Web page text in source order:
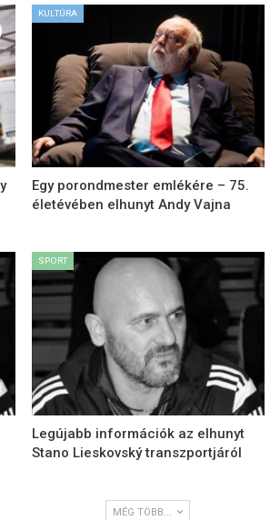
KULTÚRA
Egy porondmester emlékére – 75.
életévében elhunyt Andy Vajna
SPORT
Legújabb információk az elhunyt
Stano Lieskovský transzportjáról
MÉG TÖBB...